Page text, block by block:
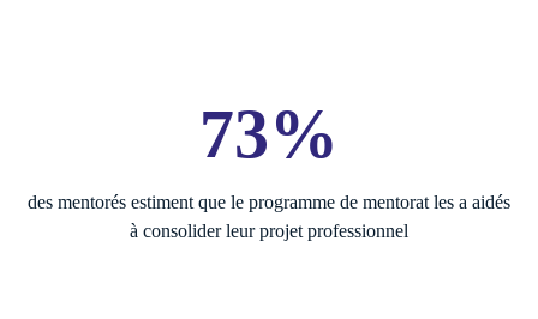
73%
des mentorés estiment que le programme de mentorat les a aidés
à consolider leur projet professionnel